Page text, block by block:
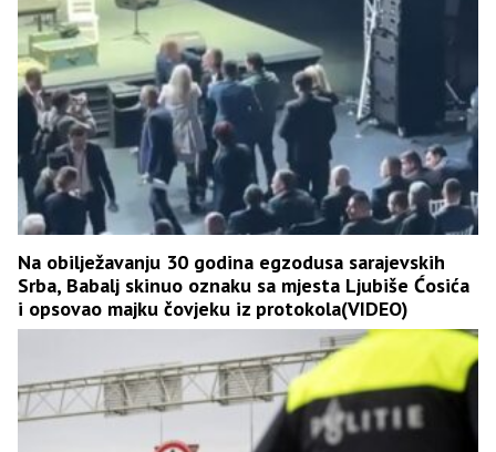
Na obilježavanju 30 godina egzodusa sarajevskih
Srba, Babalj skinuo oznaku sa mjesta Ljubiše Ćosića
i opsovao majku čovjeku iz protokola(VIDEO)